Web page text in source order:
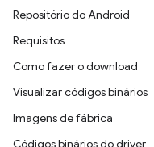
Repositório do Android
Requisitos
Como fazer o download
Visualizar códigos binários
Imagens de fábrica
Códigos binários do driver